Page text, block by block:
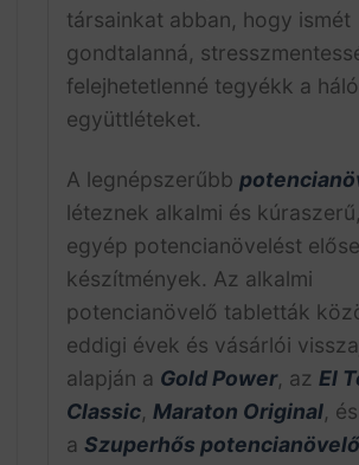
társainkat abban, hogy ismét
gondtalanná,
felejhetetlenné tegyékk a
együttléteket.
A legnépszerűbb
léteznek alkalmi és
egyép potencianövelést
készítmények. Az alkalmi
potencianövelő tabletták
eddigi évek és vásárlói
alapján a Gold Power, azEl
Classic,Maraton Original, és
aSzuperhős potencianövelő